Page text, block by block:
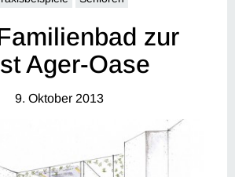
zur
Ager-Oase
9. Oktober 2013